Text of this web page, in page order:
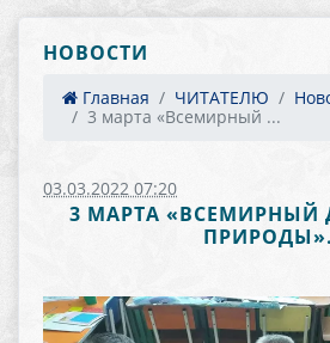
НОВОСТИ
Главная ЧИТАТЕЛЮ
3 марта «Всемирный ...
03.03.2022 07:20
3 МАРТА «ВСЕМИРНЫЙ
ПРИРОДЫ».